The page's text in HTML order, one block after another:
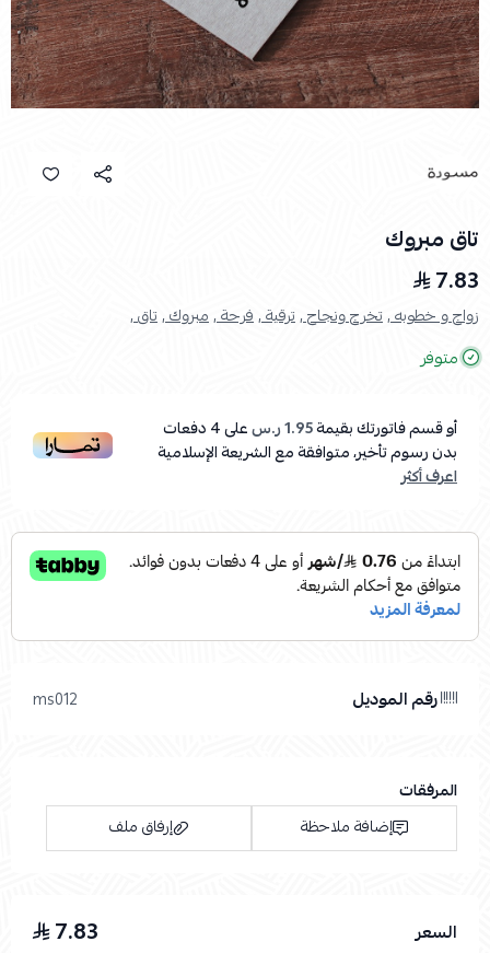
تاق مبروك
7.83
زواج و خطوبه ,تخرج ونجاح ,ترقية ,فرحة ,مبروك ,تاق ,
متوفر
أو قسم فاتورتك بقيمة1.95 ر.س على4دفعات
بدون رسوم تأخير، متوافقة مع الشريعة الإسلامية
اعرف أكثر
رقم الموديل ms012
المرفقات
إضافة ملاحظة
إرفاق ملف
السعر 7.83